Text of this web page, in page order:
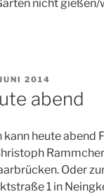
nicht gießen/
2014
abend
kann heute abend
Oder
1 in